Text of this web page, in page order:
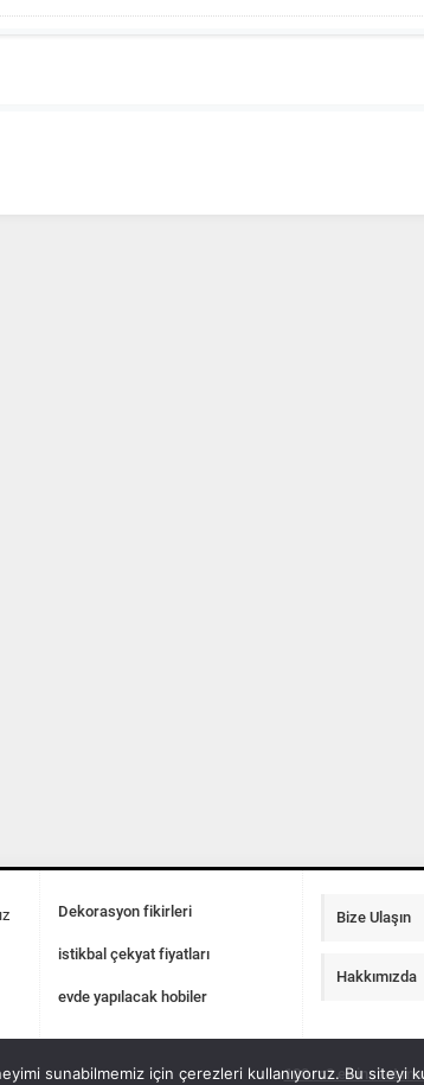
Dekorasyon fikirleri
istikbal çekyat fiyatları
evde yapılacak hobiler
Bize Ulaşın
Hakkımızda
100 m2 ev insaat
sunabilmemiz için çerezleri kullanıyoruz. Bu siteyi